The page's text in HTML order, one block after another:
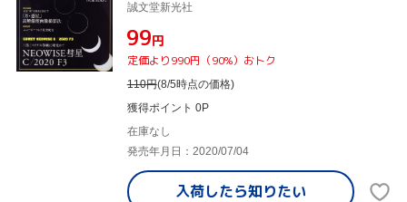
誠文堂新光社
¥99円
定価より990円（90%）おトク
110円(8/5時点の価格)
獲得ポイント 0P
在庫なし
発売年月日：2020/07/04
入荷したら知りたい